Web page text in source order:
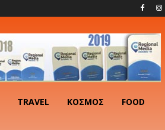
TRAVEL ΚΟΣΜΟΣ FOOD